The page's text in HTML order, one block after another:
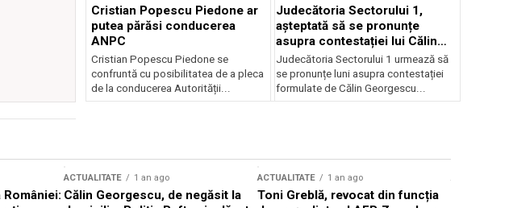
Cristian Popescu Piedone ar
putea părăsi conducerea
ANPC
Cristian Popescu Piedone se
confruntă cu posibilitatea de a pleca
de la conducerea Autorității...
Judecătoria Sectorului 1,
așteptată să se pronunțe
asupra contestației lui Călin
Georgescu privind controlul
judiciar
Judecătoria Sectorului 1 urmează să
se pronunțe luni asupra contestației
formulate de Călin Georgescu...
ACTUALITATE 1 an ago
Călin Georgescu, de negăsit la
ACTUALITATE 1 an ago
Toni Greblă, revocat din funcția